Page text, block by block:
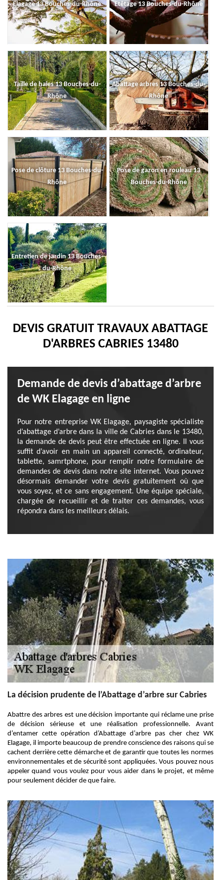
Elagage 13 Bouches-du-Rhône Etêtage 13 Bouches-du-Rhône
Taille de haies 13 Bouches-du-
Rhône
Abattage arbres 13 Bouches-du-
Rhône
Pose de clôture 13 Bouches-du-
Rhône
Pose de gazon en rouleau 13
Bouches-du-Rhône
Entretien de jardin 13 Bouches-
du-Rhône
DEVIS GRATUIT TRAVAUX ABATTAGE
D'ARBRES CABRIES 13480
Demande de devis d’abattage d’arbre
de WK Elagage en ligne
Pour notre entreprise WK Elagage, paysagiste spécialiste
d’abattage d’arbre dans la ville de Cabries dans le 13480,
la demande de devis peut être effectuée en ligne. Il vous
suffit d’avoir en main un appareil connecté, ordinateur,
tablette, samrtphone, pour remplir notre formulaire de
demandes de devis dans notre site internet. Vous pouvez
désormais demander votre devis gratuitement où que
vous soyez, et ce sans engagement. Une équipe spéciale,
chargée de recueillir et de traiter ces demandes, vous
répondra dans les meilleurs délais.
La décision prudente de l’Abattage d’arbre sur Cabries
Abattre des arbres est une décision importante qui réclame une prise
de décision sérieuse et une réalisation professionnelle. Avant
d’entamer cette opération d’Abattage d’arbre pas cher chez WK
Elagage, il importe beaucoup de prendre conscience des raisons qui se
cachent derrière cette démarche et de garantir que toutes les normes
environnementales et de sécurité sont appliquées. Vous pouvez nous
appeler quand vous voulez pour vous aider dans le projet, et même
pour seulement décider de que faire.